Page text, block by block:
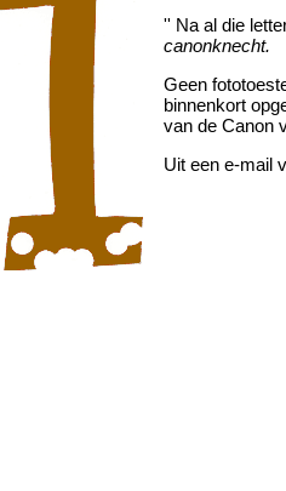
'' Na al die
canonknecht.
Geen
binnenkort
van de Canon
Uit een e-mail